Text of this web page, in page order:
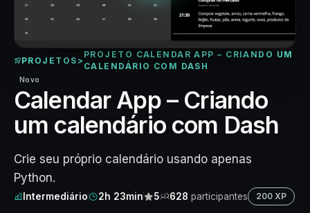
PROJETOS >
PROJETO CALENDAR APP – CRIANDO UM
CALENDÁRIO COM DASH
Novo
Calendar App – Criando
um calendário com Dash
Crie seu próprio calendário usando apenas
Python.
Intermediário 2h 23min 5 628 participantes 200 XP